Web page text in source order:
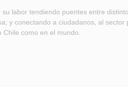
labor tendiendo puentes entre
y conectando a ciudadanos, al sector
como en el mundo.